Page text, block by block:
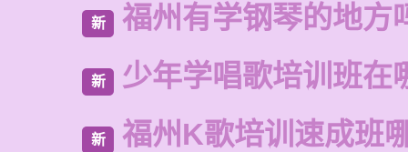
新 福州有学钢琴的地方
新 少年学唱歌培训班在
新 福州K歌培训速成班